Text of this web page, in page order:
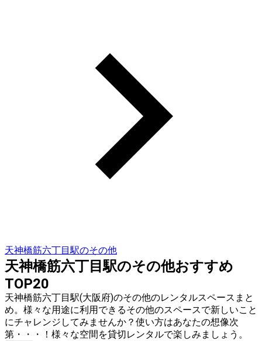
天神橋筋六丁目駅のその他
天神橋筋六丁目駅のその他おすすめ
TOP20
天神橋筋六丁目駅(大阪府)のその他のレンタルスペースまと
め。様々な用途に利用できるその他のスペースで新しいこと
にチャレンジしてみませんか？使い方はあなたの想像次
第・・・！様々な空間を貸切レンタルで楽しみましょう。